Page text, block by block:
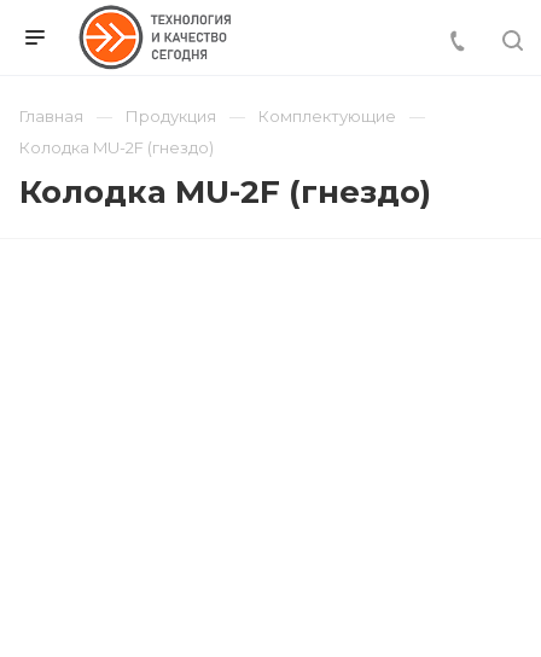
Главная Продукция
Комплектующие
Колодка MU-2F (гнездо)
Колодка MU-2F (гнездо)